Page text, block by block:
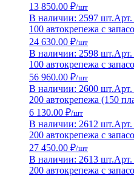
13 850.00 ₽/шт
В наличии: 2597 шт.Арт.
100 автокрепежа с
24 630.00 ₽/шт
В наличии: 2598 шт.Арт.
100 автокрепежа с
56 960.00 ₽/шт
В наличии: 2600 шт.Арт.
200 автокрепежа (150
6 130.00 ₽/шт
В наличии: 2612 шт.Арт.
200 автокрепежа с
27 450.00 ₽/шт
В наличии: 2613 шт.Арт.
200 автокрепежа с